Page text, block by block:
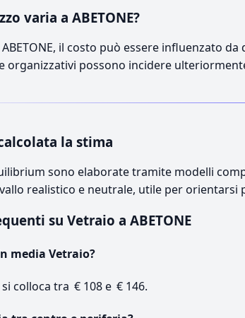
varia a ABETONE?
il costo può essere influenzato
organizzativi possono incidere
la stima
sono elaborate tramite modelli
realistico e neutrale, utile per orientarsi
su Vetraio a ABETONE
media Vetraio?
colloca tra € 108 e € 146.